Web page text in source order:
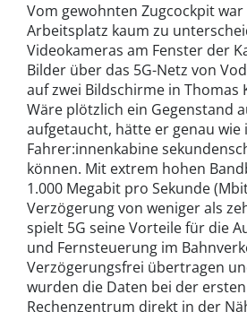
Vom gewohnten Zugcockpit
Arbeitsplatz kaum zu
Videokameras am Fenster der
Bilder über das 5G-Netz von
auf zwei Bildschirme in Thomas
Wäre plötzlich ein Gegenstand
aufgetaucht, hätte er genau wie
Fahrer:innenkabine
können. Mit extrem hohen
1.000 Megabit pro Sekunde
Verzögerung von weniger als
spielt 5G seine Vorteile für die
und Fernsteuerung im
Verzögerungsfrei übertragen
wurden die Daten bei der
Rechenzentrum direkt in der